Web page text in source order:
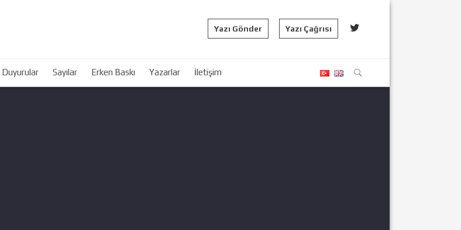
Yazı Gönder Yazı Çağrısı
Duyurular Sayılar Erken Baskı Yazarlar İletişim